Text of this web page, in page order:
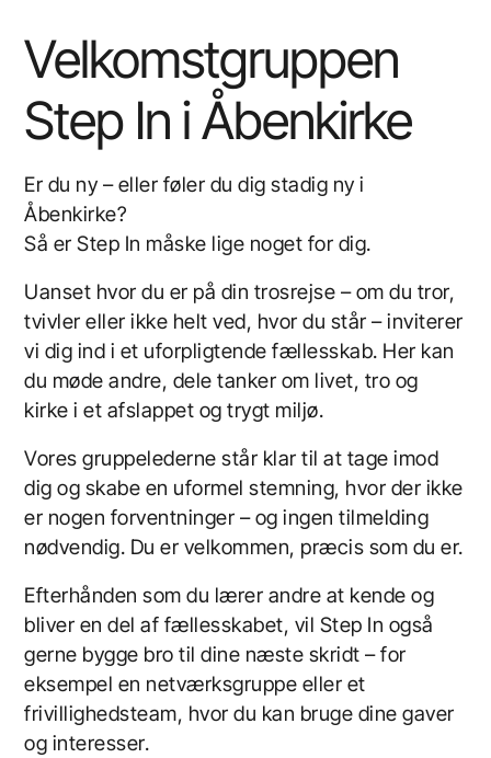
Velkomstgruppen
Step In i Åbenkirke
Er du ny – eller føler du dig stadig ny i
Åbenkirke?
Så erStep In måske lige noget for dig.
Uanset hvor du er på din trosrejse – om du tror,
tvivler eller ikke helt ved, hvor du står – inviterer
vi dig ind i et uforpligtende fællesskab. Her kan
du møde andre, dele tanker om livet, tro og
kirke i et afslappet og trygt miljø.
Vores gruppelederne står klar til at tage imod
dig og skabe en uformel stemning, hvor der ikke
er nogen forventninger – og ingen tilmelding
nødvendig. Du er velkommen, præcis som du er.
Efterhånden som du lærer andre at kende og
bliver en del af fællesskabet, vil Step In også
gerne bygge bro til dine næste skridt – for
eksempel en netværksgruppe eller et
frivillighedsteam, hvor du kan bruge dine gaver
og interesser.